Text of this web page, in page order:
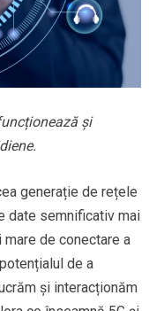
și
generație de rețele
date semnificativ mai
de conectare a
de a
și interacționăm